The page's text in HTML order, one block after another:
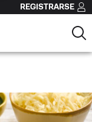
REGISTRARSE